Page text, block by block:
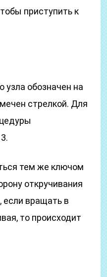
приступить к
узла обозначен на
стрелкой. Для
тем же ключом
откручивания
если вращать в
то происходит